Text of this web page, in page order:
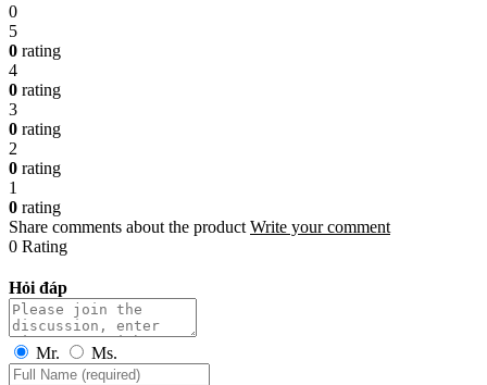
0
5
0 rating
4
0 rating
3
0 rating
2
0 rating
1
0 rating
Share comments about the product Write your comment
0 Rating
Hỏi đáp
Mr. Ms.